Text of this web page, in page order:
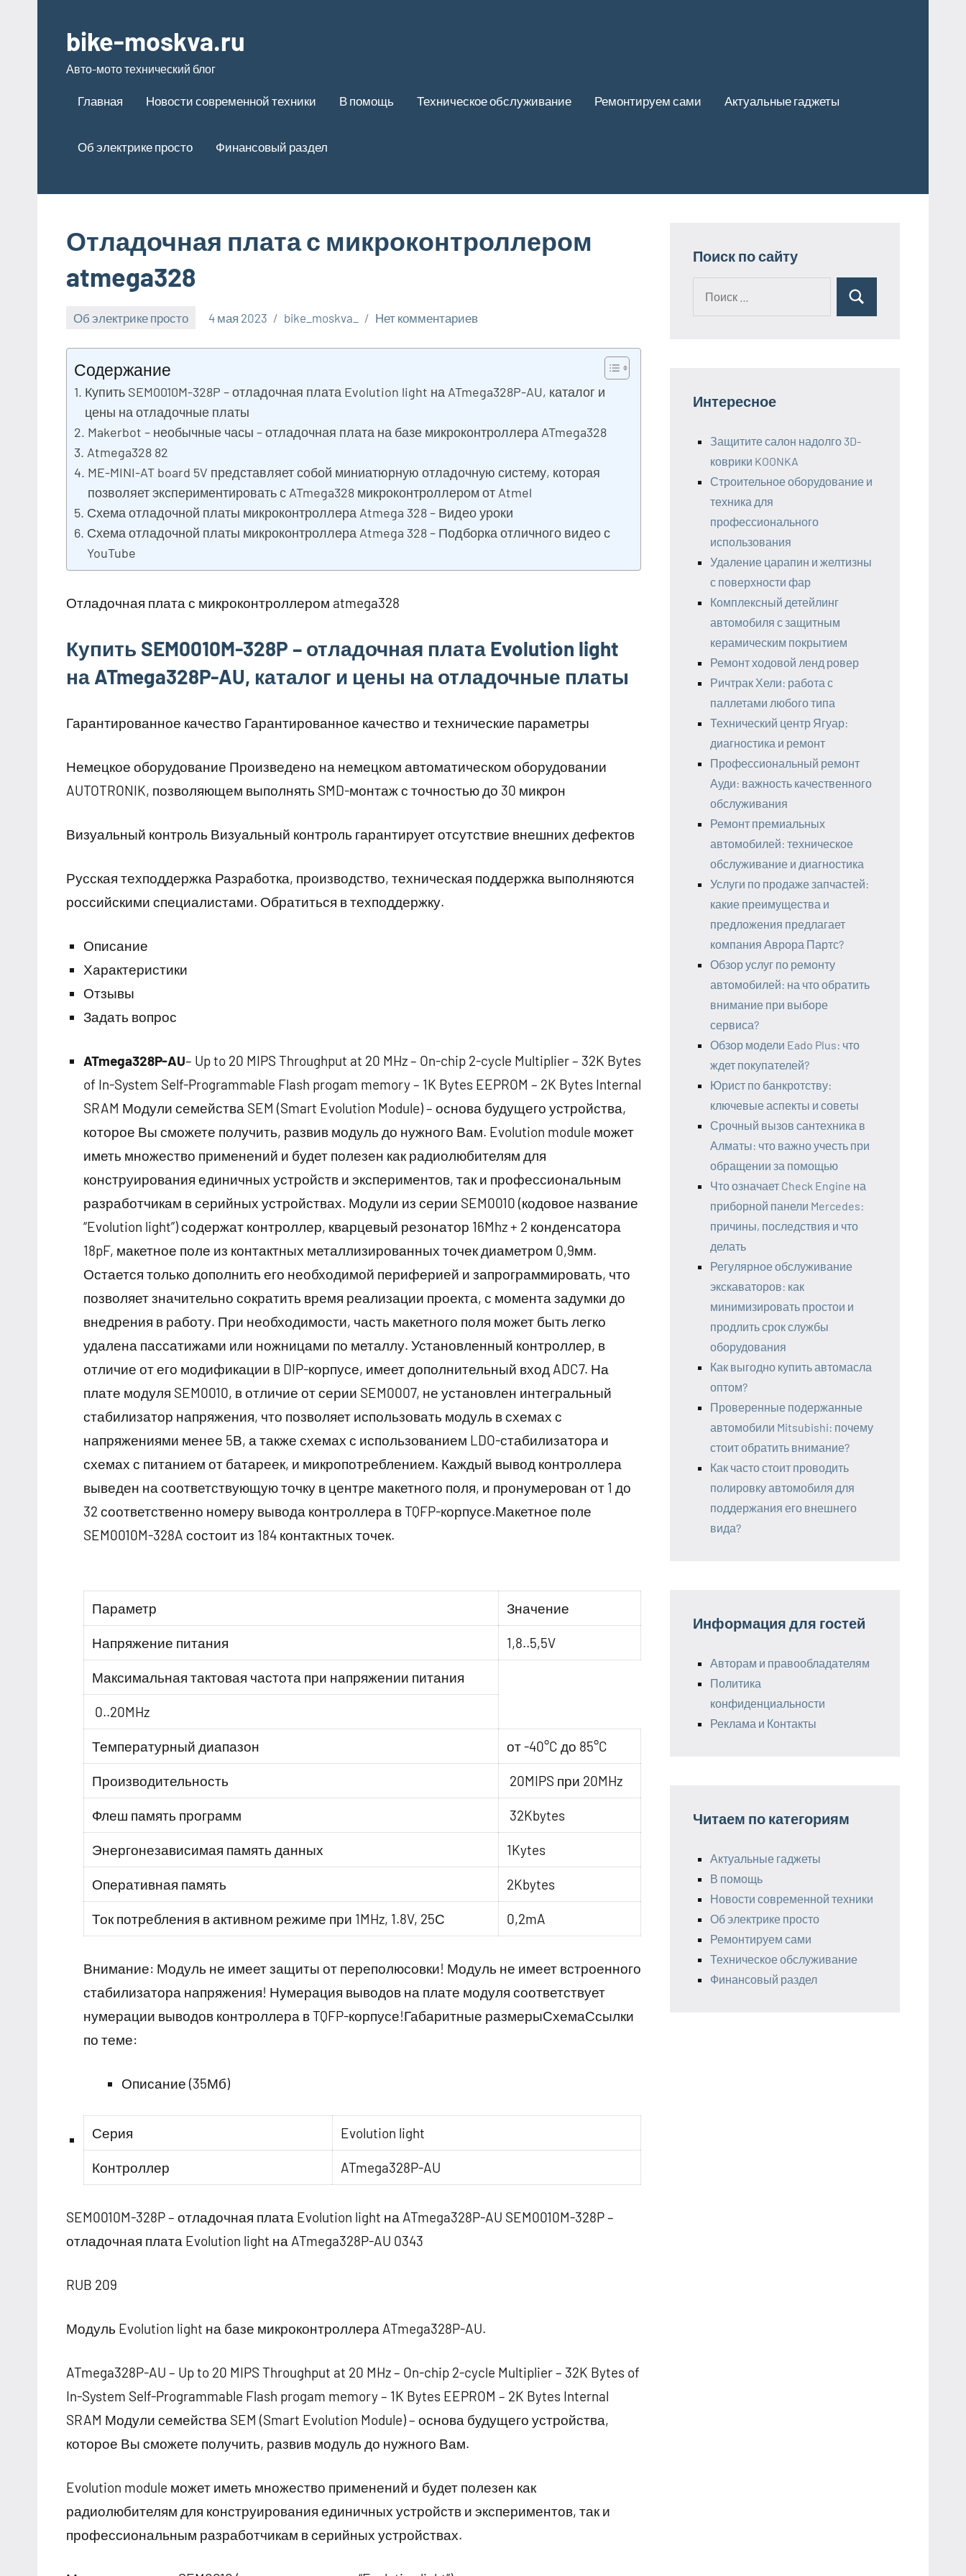
содержимому
bike-moskva.ru
Авто-мото технический блог
Главная Новости современной техники В помощь Техническое обслуживание Ремонтируем сами Актуальные гаджеты
Об электрике просто Финансовый раздел
Отладочная плата с микроконтроллером
atmega328
Об электрике просто 4 мая 2023 bike_moskva_ Нет комментариев
Содержание
Купить SEM0010M-328P – отладочная плата Evolution light на ATmega328P-AU, каталог и
цены на отладочные платы
Makerbot – необычные часы – отладочная плата на базе микроконтроллера ATmega328
Atmega328 82
ME-MINI-AT board 5V представляет собой миниатюрную отладочную систему, которая
позволяет экспериментировать с ATmega328 микроконтроллером от Atmel
Схема отладочной платы микроконтроллера Atmega 328 – Видео уроки
Схема отладочной платы микроконтроллера Atmega 328 – Подборка отличного видео с
YouTube
Отладочная плата с микроконтроллером atmega328
Купить SEM0010M-328P – отладочная плата Evolution light
на ATmega328P-AU, каталог и цены на отладочные платы
Гарантированное качество Гарантированное качество и технические параметры
Немецкое оборудование Произведено на немецком автоматическом оборудовании
AUTOTRONIK, позволяющем выполнять SMD-монтаж с точностью до 30 микрон
Визуальный контроль Визуальный контроль гарантирует отсутствие внешних дефектов
Русская техподдержка Разработка, производство, техническая поддержка выполняются
российскими специалистами. Обратиться в техподдержку.
Описание
Характеристики
Отзывы
Задать вопрос
ATmega328P-AU– Up to 20 MIPS Throughput at 20 MHz – On-chip 2-cycle Multiplier – 32K Bytes
of In-System Self-Programmable Flash progam memory – 1K Bytes EEPROM – 2K Bytes Internal
SRAM Модули семейства SEM (Smart Evolution Module) – основа будущего устройства,
которое Вы сможете получить, развив модуль до нужного Вам. Evolution module может
иметь множество применений и будет полезен как радиолюбителям для
конструирования единичных устройств и экспериментов, так и профессиональным
разработчикам в серийных устройствах. Модули из серии SEM0010 (кодовое название
“Evolution light”) содержат контроллер, кварцевый резонатор 16Mhz + 2 конденсатора
18pF, макетное поле из контактных металлизированных точек диаметром 0,9мм.
Остается только дополнить его необходимой периферией и запрограммировать, что
позволяет значительно сократить время реализации проекта, с момента задумки до
внедрения в работу. При необходимости, часть макетного поля может быть легко
удалена пассатижами или ножницами по металлу. Установленный контроллер, в
отличие от его модификации в DIP-корпусе, имеет дополнительный вход ADC7. На
плате модуля SEM0010, в отличие от серии SEM0007, не установлен интегральный
стабилизатор напряжения, что позволяет использовать модуль в схемах с
напряжениями менее 5В, а также схемах с использованием LDO-стабилизатора и
схемах с питанием от батареек, и микропотреблением. Каждый вывод контроллера
выведен на соответствующую точку в центре макетного поля, и пронумерован от 1 до
32 соответственно номеру вывода контроллера в TQFP-корпусе.Макетное поле
SEM0010M-328A состоит из 184 контактных точек.
Параметр Значение
Напряжение питания 1,8..5,5V
Максимальная тактовая частота при напряжении питания
0..20MHz
Температурный диапазон от -40°C до 85°C
Производительность 20MIPS при 20MHz
Флеш память программ 32Kbytes
Энергонезависимая память данных 1Kytes
Оперативная память 2Kbytes
Ток потребления в активном режиме при 1MHz, 1.8V, 25С 0,2mA
Внимание: Модуль не имеет защиты от переполюсовки! Модуль не имеет встроенного
стабилизатора напряжения! Нумерация выводов на плате модуля соответствует
нумерации выводов контроллера в TQFP-корпусе!Габаритные размерыСхемаСсылки
по теме:
Описание (35Мб)
Серия Evolution light
Контроллер ATmega328P-AU
SEM0010M-328P – отладочная плата Evolution light на ATmega328P-AU SEM0010M-328P –
отладочная плата Evolution light на ATmega328P-AU 0343
RUB 209
Модуль Evolution light на базе микроконтроллера ATmega328P-AU.
ATmega328P-AU – Up to 20 MIPS Throughput at 20 MHz – On-chip 2-cycle Multiplier – 32K Bytes of
In-System Self-Programmable Flash progam memory – 1K Bytes EEPROM – 2K Bytes Internal
SRAM Модули семейства SEM (Smart Evolution Module) – основа будущего устройства,
которое Вы сможете получить, развив модуль до нужного Вам.
Evolution module может иметь множество применений и будет полезен как
радиолюбителям для конструирования единичных устройств и экспериментов, так и
профессиональным разработчикам в серийных устройствах.
Поиск по сайту
Поиск
Интересное
Защитите салон надолго 3D-
коврики KOONKA
Строительное оборудование и
техника для
профессионального
использования
Удаление царапин и желтизны
с поверхности фар
Комплексный детейлинг
автомобиля с защитным
керамическим покрытием
Ремонт ходовой ленд ровер
Ричтрак Хели: работа с
паллетами любого типа
Технический центр Ягуар:
диагностика и ремонт
Профессиональный ремонт
Ауди: важность качественного
обслуживания
Ремонт премиальных
автомобилей: техническое
обслуживание и диагностика
Услуги по продаже запчастей:
какие преимущества и
предложения предлагает
компания Аврора Партс?
Обзор услуг по ремонту
автомобилей: на что обратить
внимание при выборе
сервиса?
Обзор модели Eado Plus: что
ждет покупателей?
Юрист по банкротству:
ключевые аспекты и советы
Срочный вызов сантехника в
Алматы: что важно учесть при
обращении за помощью
Что означает Check Engine на
приборной панели Mercedes:
причины, последствия и что
делать
Регулярное обслуживание
экскаваторов: как
минимизировать простои и
продлить срок службы
оборудования
Как выгодно купить автомасла
оптом?
Проверенные подержанные
автомобили Mitsubishi: почему
стоит обратить внимание?
Как часто стоит проводить
полировку автомобиля для
поддержания его внешнего
вида?
Информация для гостей
Авторам и правообладателям
Политика
конфиденциальности
Реклама и Контакты
Читаем по категориям
Актуальные гаджеты
В помощь
Новости современной техники
Об электрике просто
Ремонтируем сами
Техническое обслуживание
Финансовый раздел